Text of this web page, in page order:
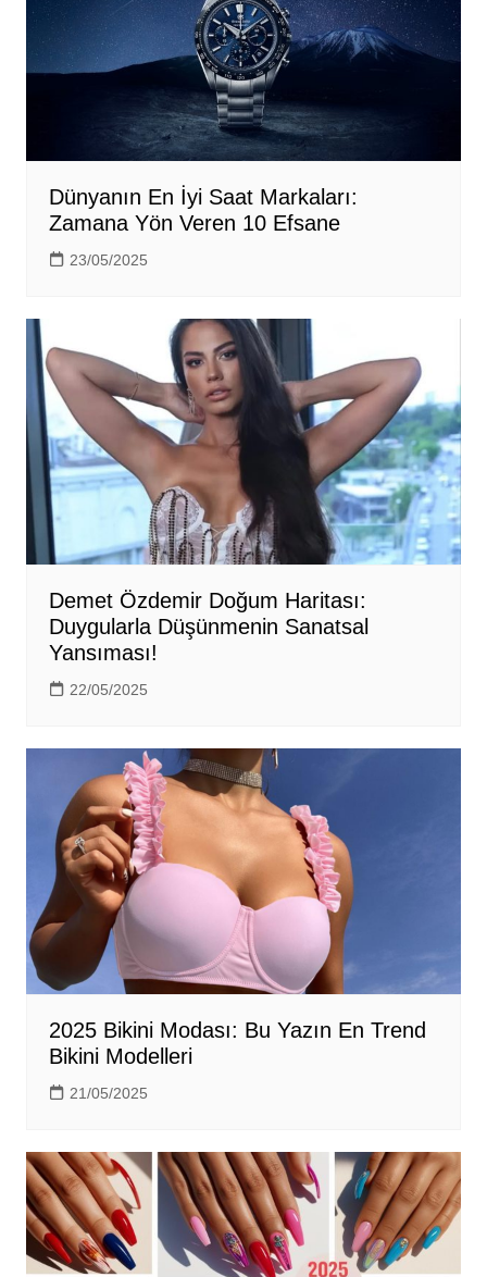
Dünyanın En İyi Saat Markaları:
Zamana Yön Veren 10 Efsane
23/05/2025
Demet Özdemir Doğum Haritası:
Duygularla Düşünmenin Sanatsal
Yansıması!
22/05/2025
2025 Bikini Modası: Bu Yazın En Trend
Bikini Modelleri
21/05/2025